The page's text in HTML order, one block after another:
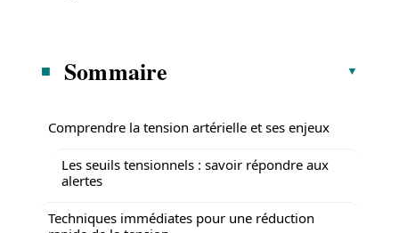
Sommaire
Comprendre la tension artérielle et ses enjeux
Les seuils tensionnels : savoir répondre aux
alertes
Techniques immédiates pour une réduction